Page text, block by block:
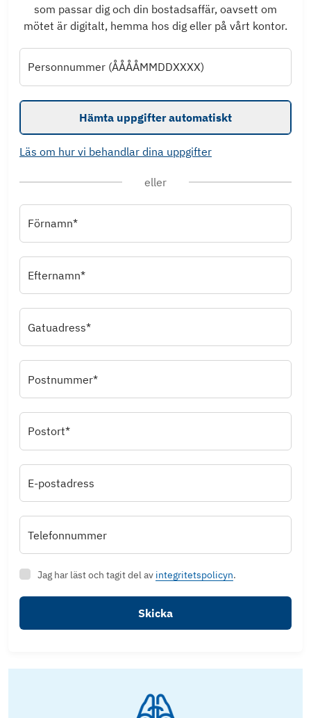
som passar dig och din bostadsaffär, oavsett om
mötet är digitalt, hemma hos dig eller på vårt kontor.
Personnummer (ÅÅÅÅMMDDXXXX)
Hämta uppgifter automatiskt
Läs om hur vi behandlar dina uppgifter
eller
Förnamn*
Efternamn*
Gatuadress*
Postnummer*
Postort*
E-postadress
Telefonnummer
Jag har läst och tagit del av integritetspolicyn.
Skicka